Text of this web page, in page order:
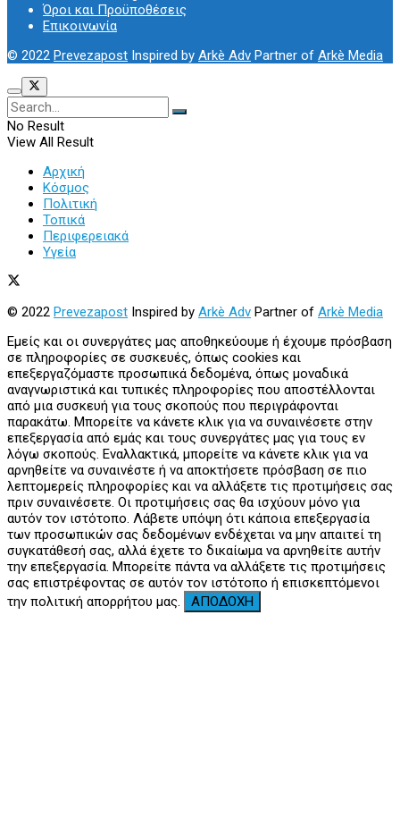
Όροι και Προϋποθέσεις
Επικοινωνία
© 2022 Prevezapost Inspired by Arkè Adv Partner of Arkè Media
No Result
View All Result
Αρχική
Κόσμος
Πολιτική
Τοπικά
Περιφερειακά
Υγεία
© 2022 Prevezapost Inspired by Arkè Adv Partner of Arkè Media
Εμείς και οι συνεργάτες μας αποθηκεύουμε ή έχουμε πρόσβαση
σε πληροφορίες σε συσκευές, όπως cookies και
επεξεργαζόμαστε προσωπικά δεδομένα, όπως μοναδικά
αναγνωριστικά και τυπικές πληροφορίες που αποστέλλονται
από μια συσκευή για τους σκοπούς που περιγράφονται
παρακάτω. Μπορείτε να κάνετε κλικ για να συναινέσετε στην
επεξεργασία από εμάς και τους συνεργάτες μας για τους εν
λόγω σκοπούς. Εναλλακτικά, μπορείτε να κάνετε κλικ για να
αρνηθείτε να συναινέστε ή να αποκτήσετε πρόσβαση σε πιο
λεπτομερείς πληροφορίες και να αλλάξετε τις προτιμήσεις σας
πριν συναινέσετε. Οι προτιμήσεις σας θα ισχύουν μόνο για
αυτόν τον ιστότοπο. Λάβετε υπόψη ότι κάποια επεξεργασία
των προσωπικών σας δεδομένων ενδέχεται να μην απαιτεί τη
συγκατάθεσή σας, αλλά έχετε το δικαίωμα να αρνηθείτε αυτήν
την επεξεργασία. Μπορείτε πάντα να αλλάξετε τις προτιμήσεις
σας επιστρέφοντας σε αυτόν τον ιστότοπο ή επισκεπτόμενοι
την πολιτική απορρήτου μας.
ΑΠΟΔΟΧΗ